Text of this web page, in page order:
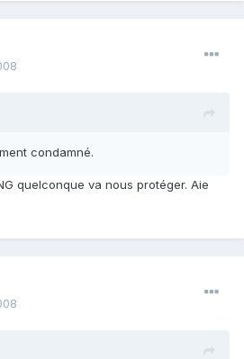
condamné.
quelconque va nous protéger. Aie